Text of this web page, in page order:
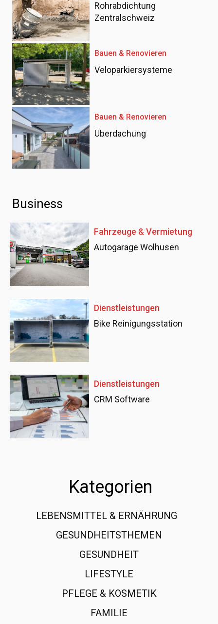
Rohrabdichtung
Zentralschweiz
Bauen & Renovieren
Veloparkiersysteme
Bauen & Renovieren
Überdachung
Business
Fahrzeuge & Vermietung
Autogarage Wolhusen
Dienstleistungen
Bike Reinigungsstation
Dienstleistungen
CRM Software
Kategorien
LEBENSMITTEL & ERNÄHRUNG
GESUNDHEITSTHEMEN
GESUNDHEIT
LIFESTYLE
PFLEGE & KOSMETIK
FAMILIE